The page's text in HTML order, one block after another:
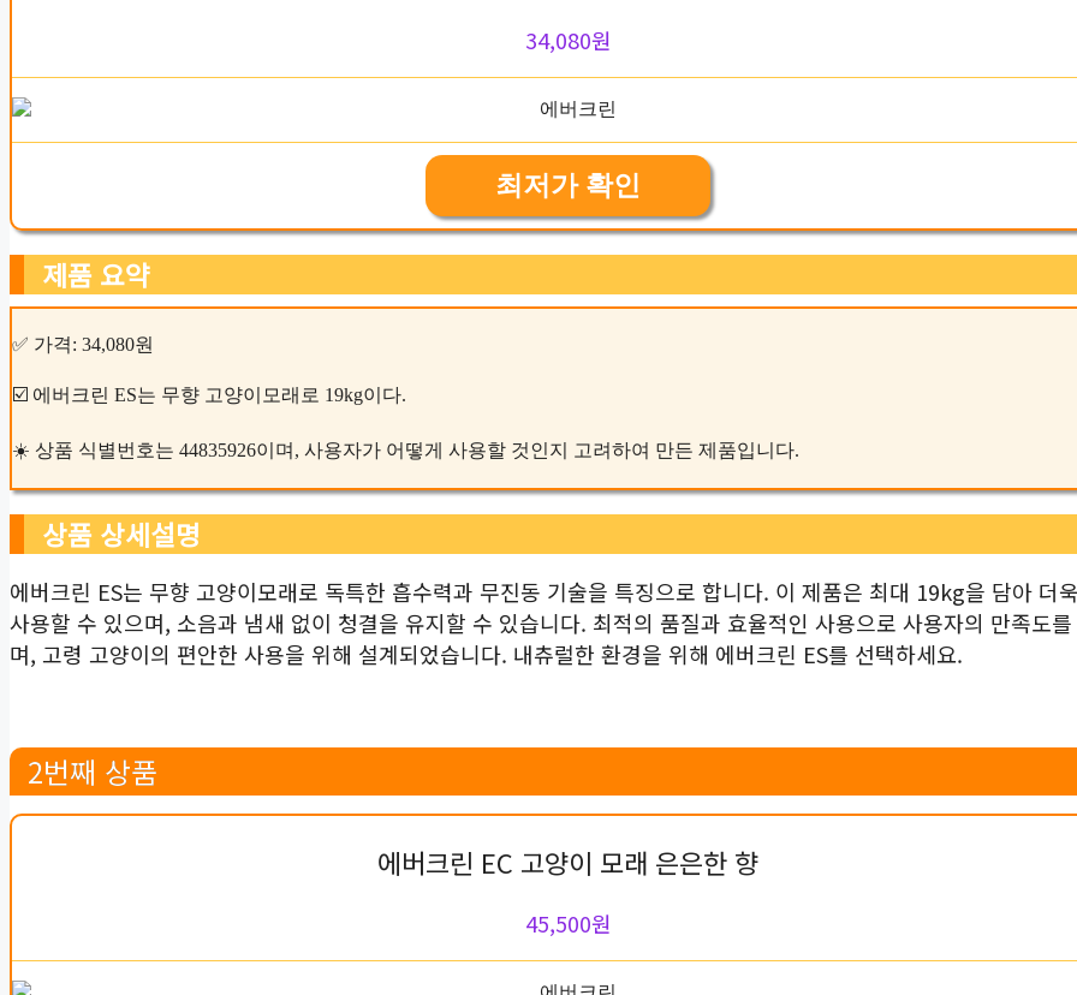
34,080원
최저가 확인
제품 요약
✅ 가격: 34,080원
☑️ 에버크린 ES는 무향 고양이모래로 19kg이다.
☀️ 상품 식별번호는 44835926이며, 사용자가 어떻게 사용할 것인지 고려하여 만든 제품입니다.
상품 상세설명
에버크린 ES는 무향 고양이모래로 독특한 흡수력과 무진동 기술을 특징으로 합니다. 이 제품은 최대 19kg을 담아 더
사용할 수 있으며, 소음과 냄새 없이 청결을 유지할 수 있습니다. 최적의 품질과 효율적인 사용으로 사용자의 만족도를
며, 고령 고양이의 편안한 사용을 위해 설계되었습니다. 내츄럴한 환경을 위해 에버크린 ES를 선택하세요.
2번째 상품
에버크린 EC 고양이 모래 은은한 향
45,500원